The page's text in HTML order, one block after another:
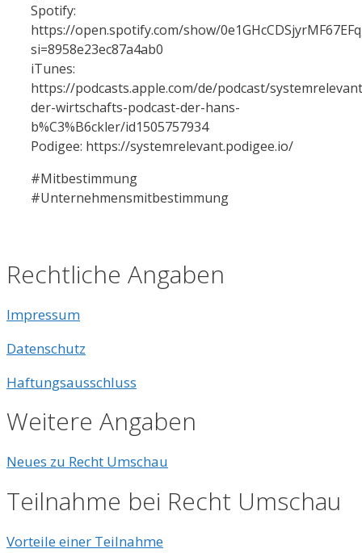
Spotify:
https://open.spotify.com/show/
si=8958e23ec87a4ab0
iTunes:
https://podcasts.apple.com/de/podcast/
der-wirtschafts-podcast-der-hans-
b%C3%B6ckler/id1505757934
Podigee: https://systemrelevant.podigee.io/
#Mitbestimmung
#Unternehmensmitbestimmung
Rechtliche Angaben
Impressum
Datenschutz
Haftungsausschluss
Weitere Angaben
Neues zu Recht Umschau
Teilnahme bei Recht Umschau
Vorteile einer Teilnahme